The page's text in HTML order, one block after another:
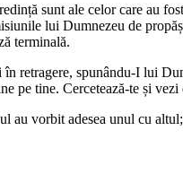
sunt ale celor care au
lui Dumnezeu de
terminală.
retragere, spunându-I lui
pe tine. Cercetează-te și
vorbit adesea unul cu